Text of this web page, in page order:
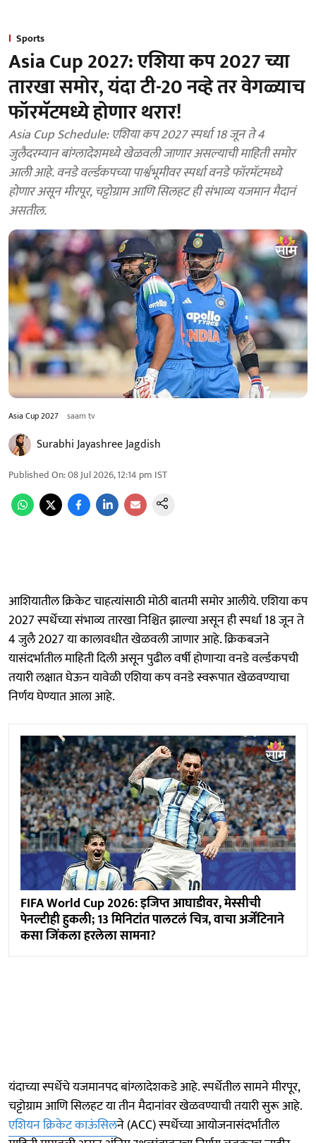
Sports
Asia Cup 2027: एशिया कप 2027 च्या
तारखा समोर, यंदा टी-20 नव्हे तर वेगळ्याच
फॉरमॅटमध्ये होणार थरार!
Asia Cup Schedule: एशिया कप 2027 स्पर्धा 18 जून ते 4
जुलैदरम्यान बांग्लादेशमध्ये खेळवली जाणार असल्याची माहिती समोर
आली आहे. वनडे वर्ल्डकपच्या पार्श्वभूमीवर स्पर्धा वनडे फॉरमॅटमध्ये
होणार असून मीरपूर, चट्टोग्राम आणि सिलहट ही संभाव्य यजमान मैदानं
असतील.
Asia Cup 2027 saam tv
Surabhi Jayashree Jagdish
Published On:08 Jul 2026, 12:14 pm IST
आशियातील क्रिकेट चाहत्यांसाठी मोठी बातमी समोर आलीये. एशिया कप
2027 स्पर्धेच्या संभाव्य तारखा निश्चित झाल्या असून ही स्पर्धा 18 जून ते
4 जुलै 2027 या कालावधीत खेळवली जाणार आहे. क्रिकबजने
यासंदर्भातील माहिती दिली असून पुढील वर्षी होणाऱ्या वनडे वर्ल्डकपची
तयारी लक्षात घेऊन यावेळी एशिया कप वनडे स्वरूपात खेळवण्याचा
निर्णय घेण्यात आला आहे.
FIFA World Cup 2026: इजिप्त आघाडीवर, मेस्सीची
पेनल्टीही हुकली; 13 मिनिटांत पालटलं चित्र, वाचा अर्जेंटिनाने
कसा जिंकला हरलेला सामना?
यंदाच्या स्पर्धेचे यजमानपद बांग्लादेशकडे आहे. स्पर्धेतील सामने मीरपूर,
चट्टोग्राम आणि सिलहट या तीन मैदानांवर खेळवण्याची तयारी सुरू आहे.
एशियन क्रिकेट काऊंसिलने (ACC) स्पर्धेच्या आयोजनासंदर्भातील